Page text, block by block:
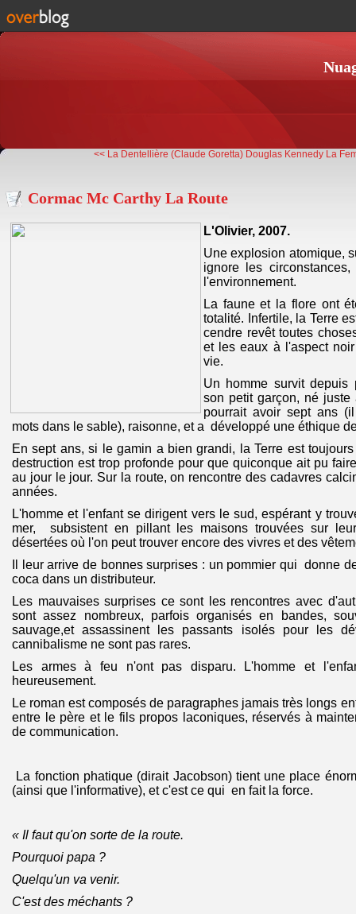
<< La Dentellière (Claude Goretta) Douglas Kennedy La
Cormac Mc Carthy La Route
L'Olivier, 2007.
Une explosion atomique,
ignore les
l'environnement.
La faune et la flore ont
totalité. Infertile, la Terre
cendre revêt toutes
et les eaux à l'aspect
vie.
Un homme survit depuis
son petit garçon, né juste
pourrait avoir sept ans
mots dans le sable), raisonne, et a développé une éthique
En sept ans, si le gamin a bien grandi, la Terre est
destruction est trop profonde pour que quiconque ait pu
au jour le jour. Sur la route, on rencontre des cadavres
années.
L'homme et l'enfant se dirigent vers le sud, espérant y
mer, subsistent en pillant les maisons trouvées sur
désertées où l'on peut trouver encore des vivres et des
Il leur arrive de bonnes surprises : un pommier qui donne
coca dans un distributeur.
Les mauvaises surprises ce sont les rencontres avec
sont assez nombreux, parfois organisés en bandes,
sauvage,et assassinent les passants isolés pour les
cannibalisme ne sont pas rares.
Les armes à feu n'ont pas disparu. L'homme et
heureusement.
Le roman est composés de paragraphes jamais très longs
entre le père et le fils propos laconiques, réservés à
de communication.
La fonction phatique (dirait Jacobson) tient une place
(ainsi que l'informative), et c'est ce qui en fait la force.
« Il faut qu'on sorte de la route.
Pourquoi papa ?
Quelqu'un va venir.
C'est des méchants ?